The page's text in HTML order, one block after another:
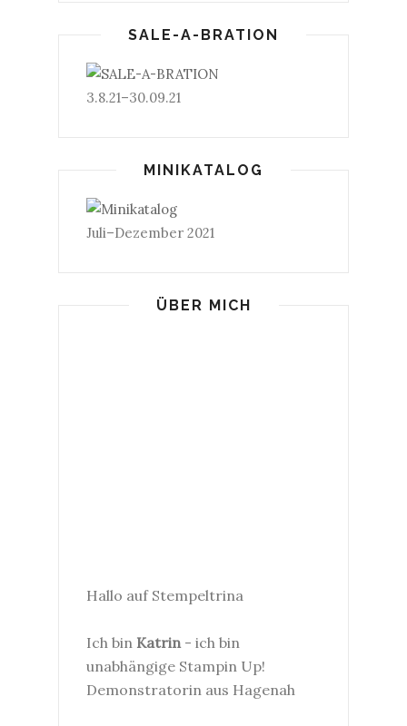
SALE-A-BRATION
3.8.21–30.09.21
MINIKATALOG
Juli–Dezember 2021
ÜBER MICH
Hallo auf Stempeltrina
Ich bin Katrin - ich bin
unabhängige Stampin Up!
Demonstratorin aus Hagenah